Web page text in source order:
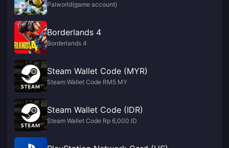
Palworld(game account)
Borderlands 4
Borderlands 4
Steam Wallet Code (MYR)
Steam Wallet Code RM5 MY
Steam Wallet Code (IDR)
Steam Wallet Code Rp 6,000 ID